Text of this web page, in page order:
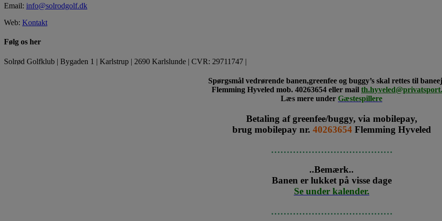
Email: info@solrodgolf.dk
Web: Kontakt
Følg os her
Solrød Golfklub | Bygaden 1 | Karlstrup | 2690 Karlslunde | CVR: 29711747 |
Spørgsmål vedrørende banen,greenfee og buggy’s skal rettes til
Flemming Hyveled mob. 40263654 eller mail
Læs mere under Gæstespillere
Betaling af greenfee/buggy, via mobilepay,
brug mobilepay nr. 40263654 Flemming Hyveled
…………………………………
..Bemærk..
Banen er lukket på visse dage
Se under kalender.
…………………………………